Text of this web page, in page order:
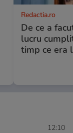
Redactia.ro
De ce a
lucru
timp ce era
12:10